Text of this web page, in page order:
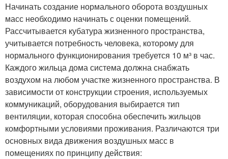
Начинать создание нормального оборота воздушных
масс необходимо начинать с оценки помещений.
Рассчитывается кубатура жизненного пространства,
учитывается потребность человека, которому для
нормального функционирования требуется 10 м³ в час.
Каждого жильца дома система должна снабжать
воздухом на любом участке жизненного пространства. В
зависимости от конструкции строения, используемых
коммуникаций, оборудования выбирается тип
вентиляции, которая способна обеспечить жильцов
комфортными условиями проживания. Различаются три
основных вида движения воздушных масс в
помещениях по принципу действия: